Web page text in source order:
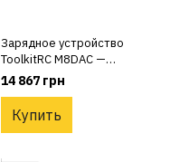
Зарядное устройство
ToolkitRC M8DAC —
двухканальная зарядка на
1200W и 50A
14 867 грн
Купить